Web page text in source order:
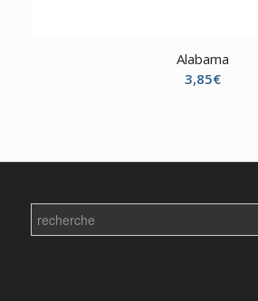
Alabama
3,85€
Search
for: